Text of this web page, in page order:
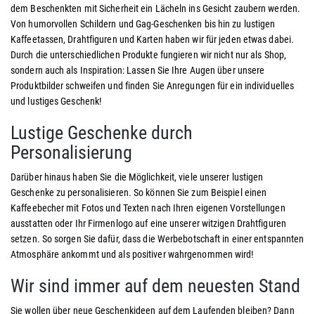
dem Beschenkten mit Sicherheit ein Lächeln ins Gesicht zaubern werden.
Von humorvollen Schildern und Gag-Geschenken bis hin zu lustigen
Kaffeetassen, Drahtfiguren und Karten haben wir für jeden etwas dabei.
Durch die unterschiedlichen Produkte fungieren wir nicht nur als Shop,
sondern auch als Inspiration: Lassen Sie Ihre Augen über unsere
Produktbilder schweifen und finden Sie Anregungen für ein individuelles
und lustiges Geschenk!
Lustige Geschenke durch
Personalisierung
Darüber hinaus haben Sie die Möglichkeit, viele unserer lustigen
Geschenke zu personalisieren. So können Sie zum Beispiel einen
Kaffeebecher mit Fotos und Texten nach Ihren eigenen Vorstellungen
ausstatten oder Ihr Firmenlogo auf eine unserer witzigen Drahtfiguren
setzen. So sorgen Sie dafür, dass die Werbebotschaft in einer entspannten
Atmosphäre ankommt und als positiver wahrgenommen wird!
Wir sind immer auf dem neuesten Stand
Sie wollen über neue Geschenkideen auf dem Laufenden bleiben? Dann